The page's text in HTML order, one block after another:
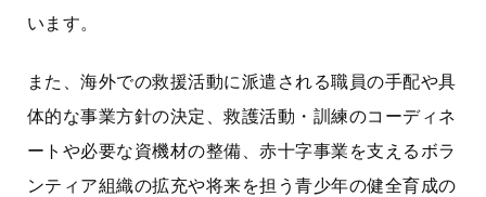
います。
また、海外での救援活動に派遣される職員の手配や具
体的な事業方針の決定、救護活動・訓練のコーディネ
ートや必要な資機材の整備、赤十字事業を支えるボラ
ンティア組織の拡充や将来を担う青少年の健全育成の